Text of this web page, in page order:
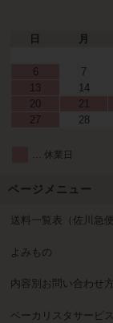
日
月
6
7
13
14
20
21
27
28
… 休業日
ページメニュー
送料一覧表（佐川急便
よみもの
内容別お問い合わせ
ベーカリスタサービ